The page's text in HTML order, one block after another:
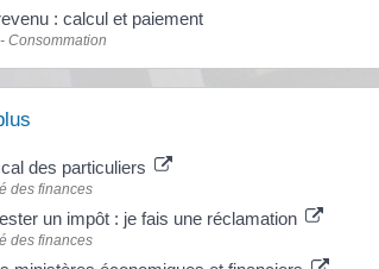
: calcul et paiement
Consommation
des particuliers
des finances
un impôt : je fais une réclamation
des finances